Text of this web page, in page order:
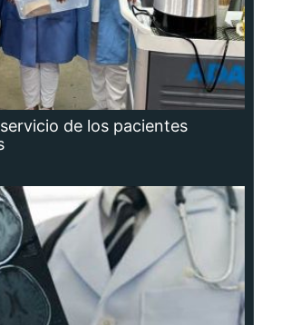
de los pacientes